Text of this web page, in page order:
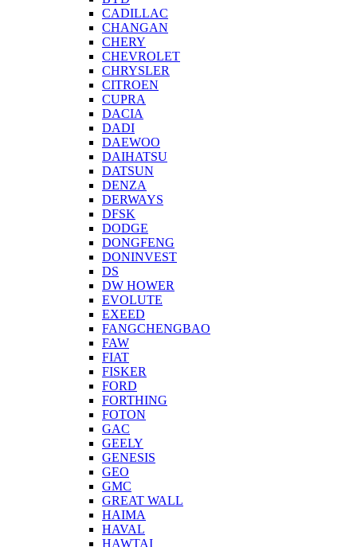
CADILLAC
CHANGAN
CHERY
CHEVROLET
CHRYSLER
CITROEN
CUPRA
DACIA
DADI
DAEWOO
DAIHATSU
DATSUN
DENZA
DERWAYS
DFSK
DODGE
DONGFENG
DONINVEST
DS
DW HOWER
EVOLUTE
EXEED
FANGCHENGBAO
FAW
FIAT
FISKER
FORD
FORTHING
FOTON
GAC
GEELY
GENESIS
GEO
GMC
GREAT WALL
HAIMA
HAVAL
HAWTAI